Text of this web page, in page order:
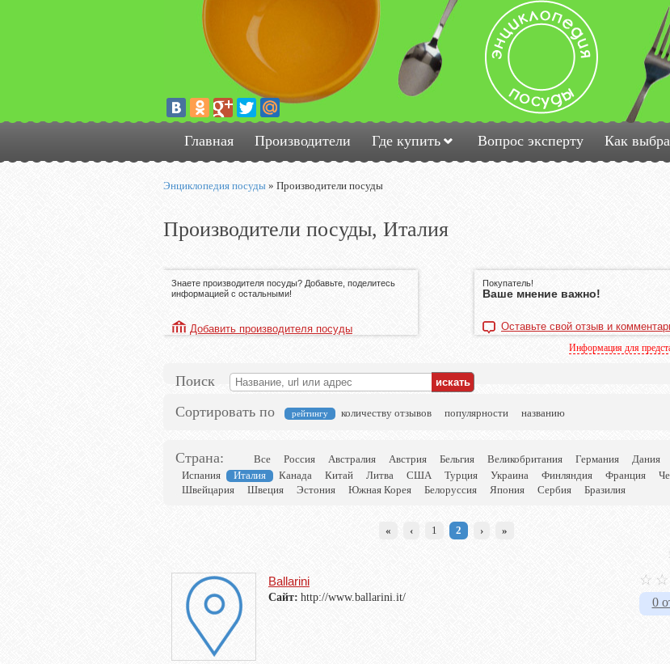
Главная Производители Где купить Вопрос эксперту Как
Энциклопедия посуды » Производители посуды
Производители посуды, Италия
Знаете производителя посуды? Добавьте, поделитесь
информацией с остальными!
Добавить производителя посуды
Покупатель!
Ваше мнение важно!
Оставьте свой отзыв и
Информация для
Поиск
Сортировать по
рейтингу количеству отзывов популярности названию
Страна: Все Россия Австралия Австрия Бельгия Великобритания Германия Дания
Испания
Италия Канада Китай Литва США Турция Украина Финляндия Франция
Швейцария
Швеция Эстония Южная Корея Белоруссия Япония Сербия Бразилия
« ‹ 1 2 ›
»
0
Ballarini
Сайт: http://www.ballarini.it/